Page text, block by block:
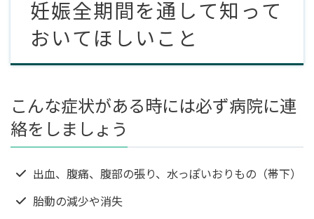
妊娠全期間を通して知って
おいてほしいこと
こんな症状がある時には必ず病院に連
絡をしましょう
出血、腹痛、腹部の張り、水っぽいおりもの（帯下）
胎動の減少や消失